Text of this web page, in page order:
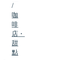
/
咖
啡
店・
甜
點